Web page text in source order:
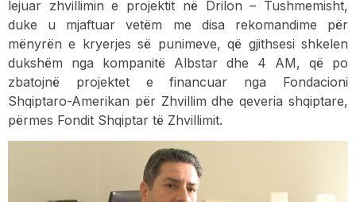
lejuar zhvillimin e projektit në Drilon – Tushmemisht,
duke u mjaftuar vetëm me disa rekomandime për
mënyrën e kryerjes së punimeve, që gjithsesi shkelen
dukshëm nga kompanitë Albstar dhe 4 AM, që po
zbatojnë projektet e financuar nga Fondacioni
Shqiptaro-Amerikan për Zhvillim dhe qeveria shqiptare,
përmes Fondit Shqiptar të Zhvillimit.